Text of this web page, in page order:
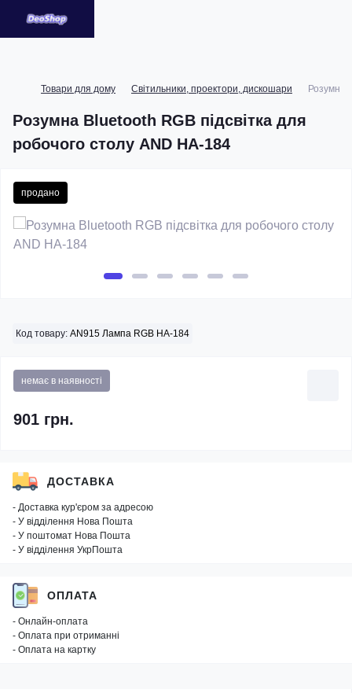
Товари для дому Світильники, проектори, дискошари Розумна
Розумна Bluetooth RGB підсвітка для
робочого столу AND HA-184
продано
Код товару: AN915 Лампа RGB HA-184
немає в наявності
901 грн.
ДОСТАВКА
- Доставка кур'єром за адресою
- У відділення Нова Пошта
- У поштомат Нова Пошта
- У відділення УкрПошта
ОПЛАТА
- Онлайн-оплата
- Оплата при отриманні
- Оплата на картку